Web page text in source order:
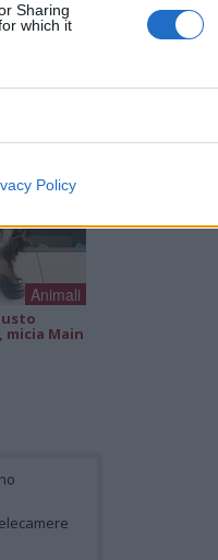
Sharing
which it
Policy
sera, tra
burraco
Animali
micia Main